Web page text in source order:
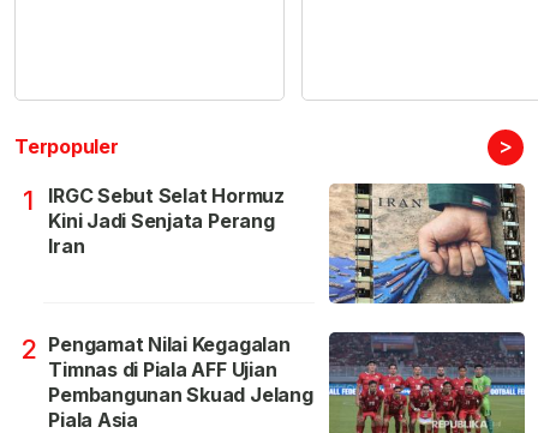
Terpopuler >
1
IRGC Sebut Selat Hormuz
Kini Jadi Senjata Perang
Iran
2 Pengamat Nilai Kegagalan
Timnas di Piala AFF Ujian
Pembangunan Skuad Jelang
Piala Asia